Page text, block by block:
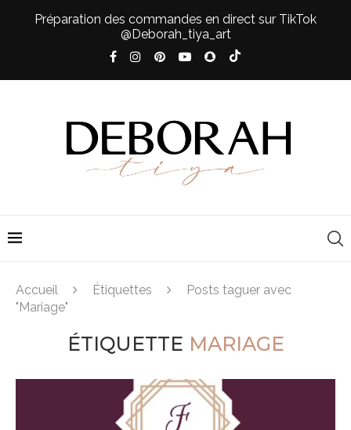
Préparation des commandes en direct sur TikTok
@Deborah_tiya_art
Accueil Étiquettes
Posts taguer avec
"Mariage"
ÉTIQUETTE MARIAGE